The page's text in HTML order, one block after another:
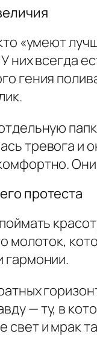
«умеют
них всегда
гения
тревога и
протеста
молоток,
гармонии.
— ту, в
и мрак